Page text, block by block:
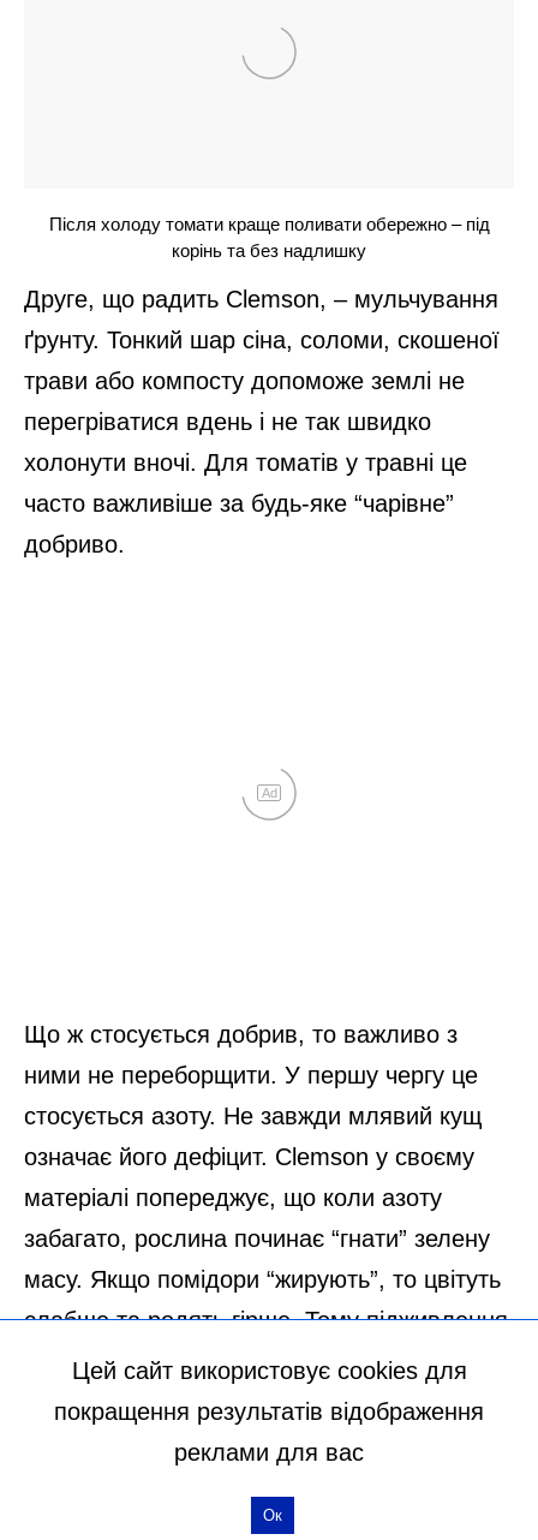
Цей сайт використовує cookies для
покращення результатів відображення
реклами для вас
Ок